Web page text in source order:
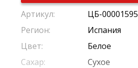
Артикул:
ЦБ-00001595
Регион:
Испания
Цвет:
Белое
Сахар:
Сухое